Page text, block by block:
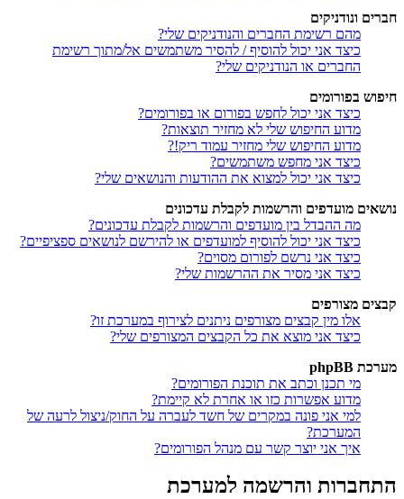
חברים ונודניקים
מהם רשימת החברים והנודניקים שלי?
כיצד אני יכול להוסיף / להסיר משתמשים אל/מתוך רשימת
החברים או הנודניקים שלי?
חיפוש בפורומים
כיצד אני יכול לחפש בפורום או בפורומים?
מדוע החיפוש שלי לא מחזיר תוצאות?
מדוע החיפוש שלי מחזיר עמוד ריק!?
כיצד אני מחפש משתמשים?
כיצד אני יכול למצוא את ההודעות והנושאים שלי?
נושאים מועדפים והרשמות לקבלת עדכונים
מה ההבדל בין מועדפים והרשמות לקבלת עדכונים?
כיצד אני יכול להוסיף למועדפים או להירשם לנושאים ספציפיים?
כיצד אני נרשם לפורום מסוים?
כיצד אני מסיר את ההרשמות שלי?
קבצים מצורפים
אלו מין קבצים מצורפים ניתנים לצירוף במערכת זו?
כיצד אני מוצא את כל הקבצים המצורפים שלי?
מערכת phpBB
מי תכנן וכתב את תוכנת הפורומים?
מדוע אפשרות כזו או אחרת לא קיימת?
למי אני פונה במקרים של חשד לעברה על החוק/ניצול לרעה של
המערכת?
איך אני יוצר קשר עם מנהל הפורומים?
התחברות והרשמה למערכת